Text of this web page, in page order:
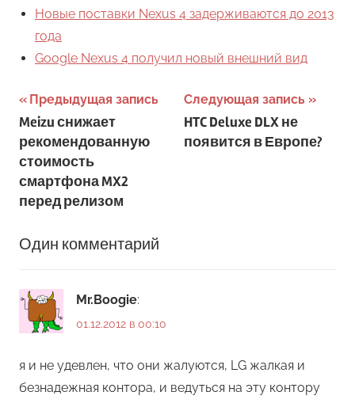
Новые поставки Nexus 4 задерживаются до 2013
года
Google Nexus 4 получил новый внешний вид
Навигация
по
записям
Предыдущая запись
Meizu снижает
рекомендованную
стоимость
смартфона MX2
перед релизом
Следующая запись
HTC Deluxe DLX не
появится в Европе?
Один комментарий
Mr.Boogie:
01.12.2012 в 00:10
я и не удевлен, что они жалуются, LG жалкая и
безнадежная контора, и ведуться на эту контору